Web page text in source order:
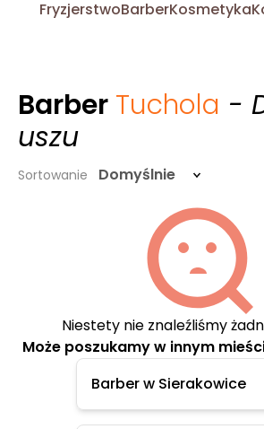
FryzjerstwoBarberKosmetyka
Barber Tuchola -
uszu
Sortowanie Domyślnie
Niestety nie znaleźliśmy
Może poszukamy w innym
Barber w Sierakowice